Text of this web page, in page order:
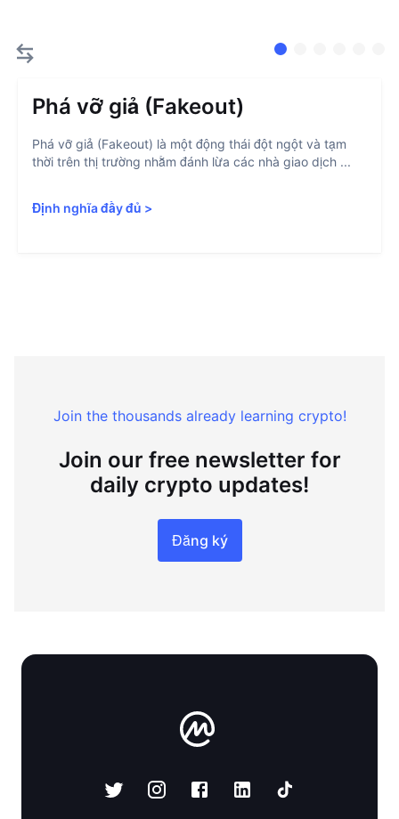
Phá vỡ giả (Fakeout)
Phá vỡ giả (Fakeout) là một động thái đột ngột và tạm
thời trên thị trường nhằm đánh lừa các nhà giao dịch ...
Định nghĩa đầy đủ >
Join the thousands already learning crypto!
Join our free newsletter for
daily crypto updates!
Đăng ký